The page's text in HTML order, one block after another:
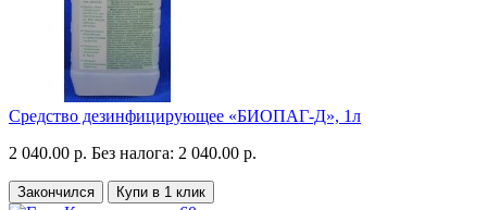
Средство дезинфицирующее «БИОПАГ-Д», 1л
2 040.00 р. Без налога: 2 040.00 р.
Закончился Купи в 1 клик